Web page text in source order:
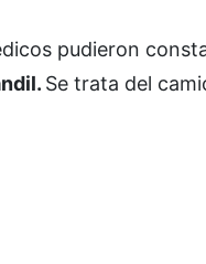
pudieron
Se trata del